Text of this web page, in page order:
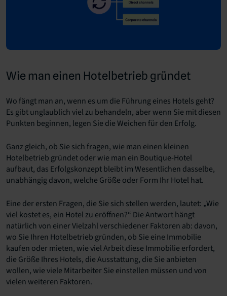
Wie man einen Hotelbetrieb gründet
Wo fängt man an, wenn es um die Führung eines Hotels geht?
Es gibt unglaublich viel zu behandeln, aber wenn Sie mit diesen
Punkten beginnen, legen Sie die Weichen für den Erfolg.
Ganz gleich, ob Sie sich fragen, wie man einen kleinen
Hotelbetrieb gründet oder wie man ein Boutique-Hotel
aufbaut, das Erfolgskonzept bleibt im Wesentlichen dasselbe,
unabhängig davon, welche Größe oder Form Ihr Hotel hat.
Eine der ersten Fragen, die Sie sich stellen werden, lautet: „Wie
viel kostet es, ein Hotel zu eröffnen?“ Die Antwort hängt
natürlich von einer Vielzahl verschiedener Faktoren ab: davon,
wo Sie Ihren Hotelbetrieb gründen, ob Sie eine Immobilie
kaufen oder mieten, wie viel Arbeit diese Immobilie erfordert,
die Größe Ihres Hotels, die Ausstattung, die Sie anbieten
wollen, wie viele Mitarbeiter Sie einstellen müssen und von
vielen weiteren Faktoren.